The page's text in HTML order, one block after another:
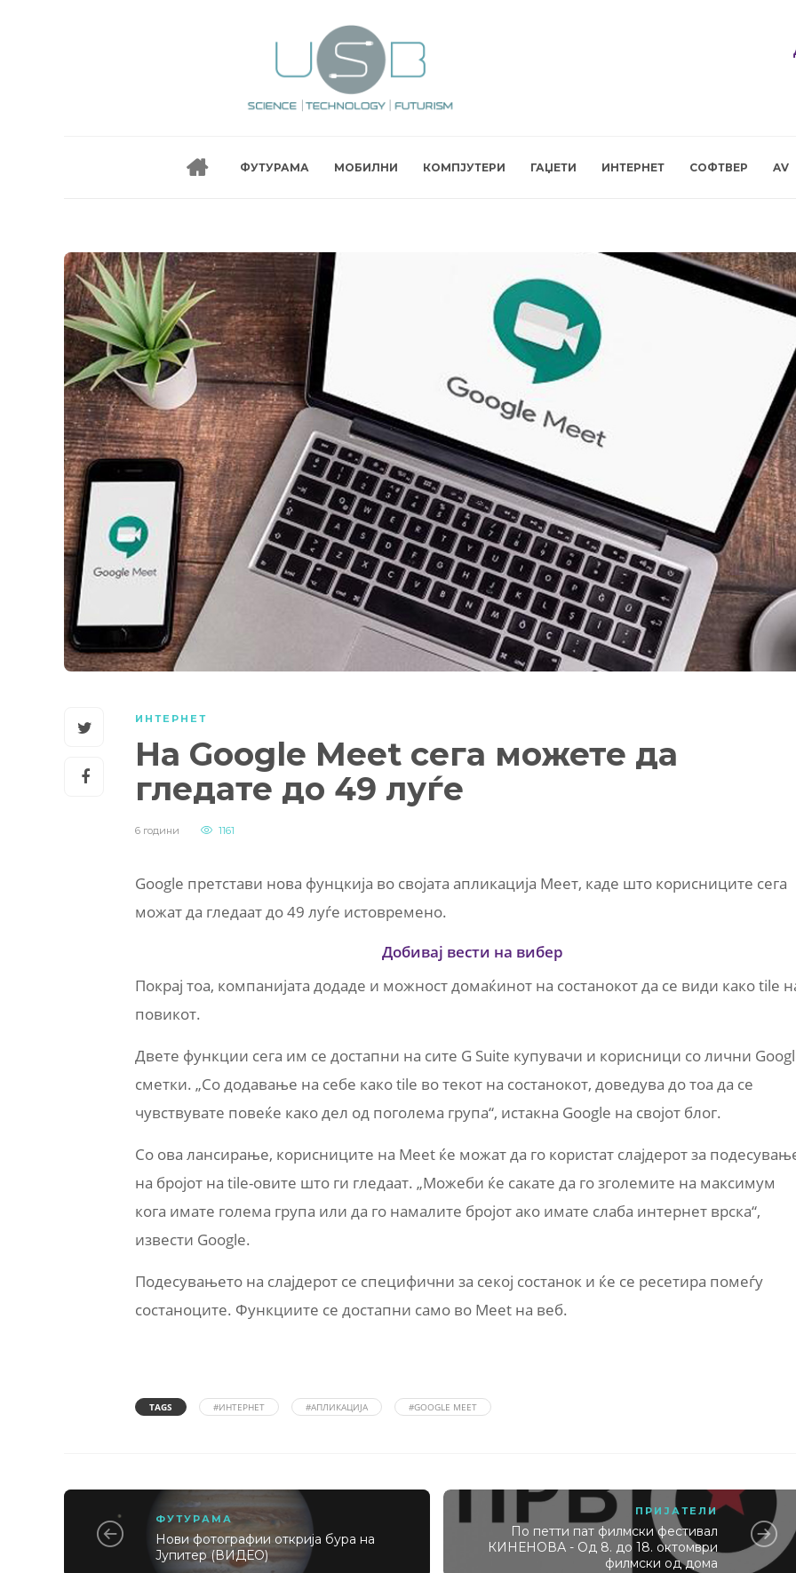
ФУТУРАМА МОБИЛНИ КОМПЈУТЕРИ ГАЏЕТИ ИНТЕРНЕТ СОФТВЕР AV
ИНТЕРНЕТ
На Google Meet сега можете да
гледате до 49 луѓе
6 години 1161
Google претстави нова фунцкија во својата апликација Меет, каде што корисниците сега
можат да гледаат до 49 луѓе истовремено.
Добивај вести на вибер
Покрај тоа, компанијата додаде и можност домаќинот на состанокот да се види како tile
повикот.
Двете функции сега им се достапни на сите G Suite купувачи и корисници со лични
сметки. „Со додавање на себе како tile во текот на состанокот, доведува до тоа да се
чувствувате повеќе како дел од поголема група“, истакна Google на својот блог.
Со ова лансирање, корисниците на Meet ќе можат да го користат слајдерот за
на бројот на tile-овите што ги гледаат. „Можеби ќе сакате да го зголемите на максимум
кога имате голема група или да го намалите бројот ако имате слаба интернет врска“,
извести Google.
Подесувањето на слајдерот се специфични за секој состанок и ќе се ресетира помеѓу
состаноците. Функциите се достапни само во Meet на веб.
TAGS #ИНТЕРНЕТ #АПЛИКАЦИЈА #GOOGLE MEET
ФУТУРАМА
Нови фотографии открија бура на
Јупитер (ВИДЕО)
ПРИЈАТЕЛИ
По петти пат филмски фестивал
КИНЕНОВА - Од 8. до 18. октомври
филмски од дома